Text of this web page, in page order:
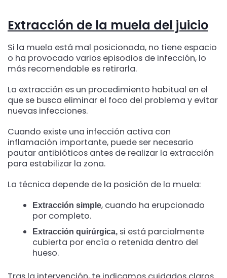
Extracción de la muela del juicio
Si la muela está mal posicionada, no tiene espacio
o ha provocado varios episodios de infección, lo
más recomendable es retirarla.
La extracción es un procedimiento habitual en el
que se busca eliminar el foco del problema y evitar
nuevas infecciones.
Cuando existe una infección activa con
inflamación importante, puede ser necesario
pautar antibióticos antes de realizar la extracción
para estabilizar la zona.
La técnica depende de la posición de la muela:
Extracción simple, cuando ha erupcionado
por completo.
Extracción quirúrgica, si está parcialmente
cubierta por encía o retenida dentro del
hueso.